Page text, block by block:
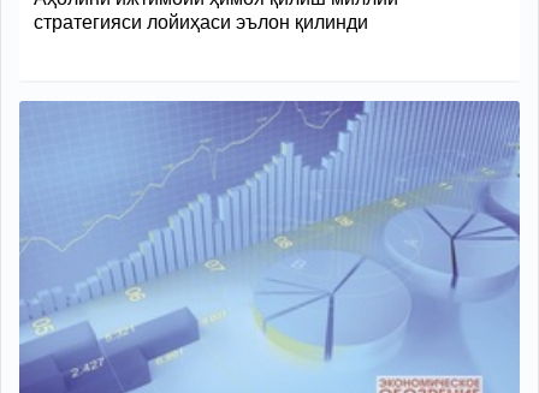
стратегияси лойиҳаси эълон қилинди